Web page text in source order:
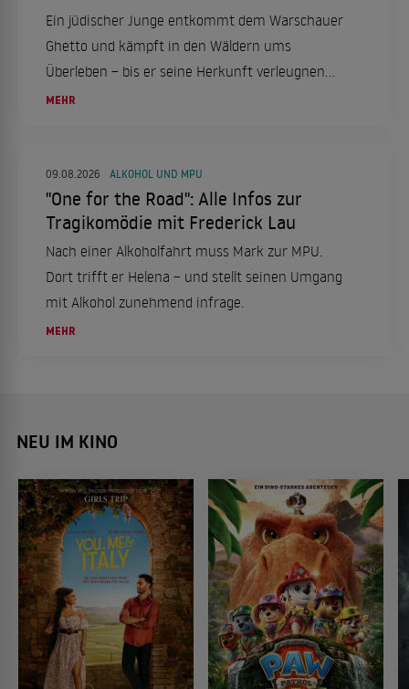
Ein jüdischer Junge entkommt dem Warschauer
Ghetto und kämpft in den Wäldern ums
Überleben – bis er seine Herkunft verleugnen
soll.
MEHR
09.08.2026 ALKOHOL UND MPU
"One for the Road": Alle Infos zur
Tragikomödie mit Frederick Lau
Nach einer Alkoholfahrt muss Mark zur MPU.
Dort trifft er Helena – und stellt seinen Umgang
mit Alkohol zunehmend infrage.
MEHR
NEU IM KINO